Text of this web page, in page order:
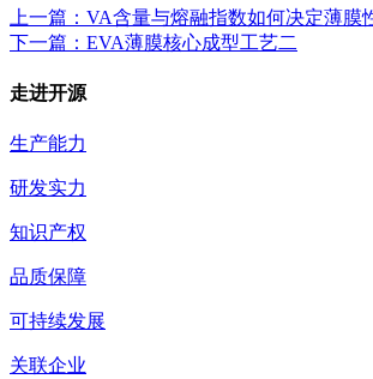
上一篇 ：VA含量与熔融指数如何决定薄膜
下一篇 ：EVA薄膜核心成型工艺二
走进开源
生产能力
研发实力
知识产权
品质保障
可持续发展
关联企业